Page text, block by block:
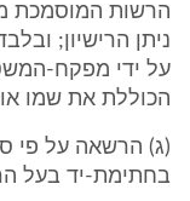
הרשות המוסמכת
ניתן הרישיון;
על ידי מפקח-
הכוללת את שמו
(ג) הרשאה על פי
בחתימת-יד בעל